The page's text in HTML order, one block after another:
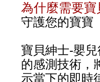
為什麼需要寶
守護您的寶寶
寶貝紳士-嬰
的感測技術，
示當下的即時